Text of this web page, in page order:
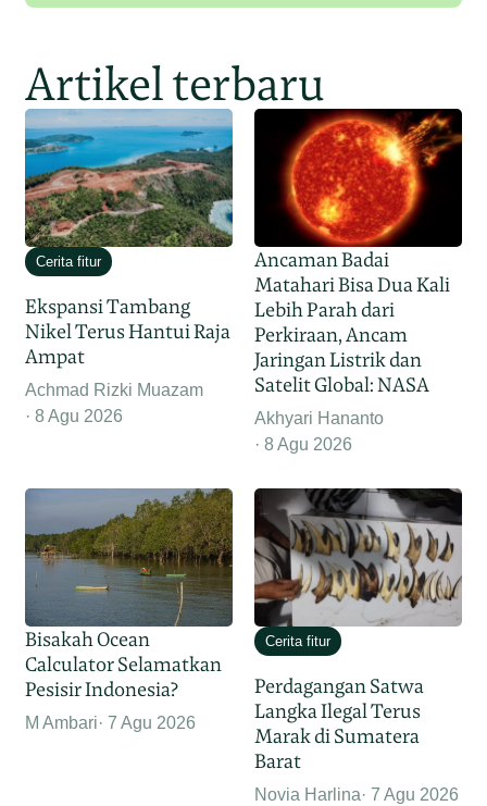
Artikel terbaru
Cerita fitur
Ekspansi Tambang
Nikel Terus Hantui Raja
Ampat
Achmad Rizki Muazam
8 Agu 2026
Ancaman Badai
Matahari Bisa Dua Kali
Lebih Parah dari
Perkiraan, Ancam
Jaringan Listrik dan
Satelit Global: NASA
Akhyari Hananto
8 Agu 2026
Bisakah Ocean
Calculator Selamatkan
Pesisir Indonesia?
M Ambari 7 Agu 2026
Cerita fitur
Perdagangan Satwa
Langka Ilegal Terus
Marak di Sumatera
Barat
Novia Harlina 7 Agu 2026